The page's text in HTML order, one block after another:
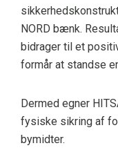
NORD bænk.
bidrager til et
formår at standse
Dermed egner
fysiske sikring af
bymidter.